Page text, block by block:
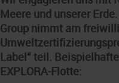
Meere und unserer
Group nimmt am
Label“ teil.
EXPLORA-Flotte: